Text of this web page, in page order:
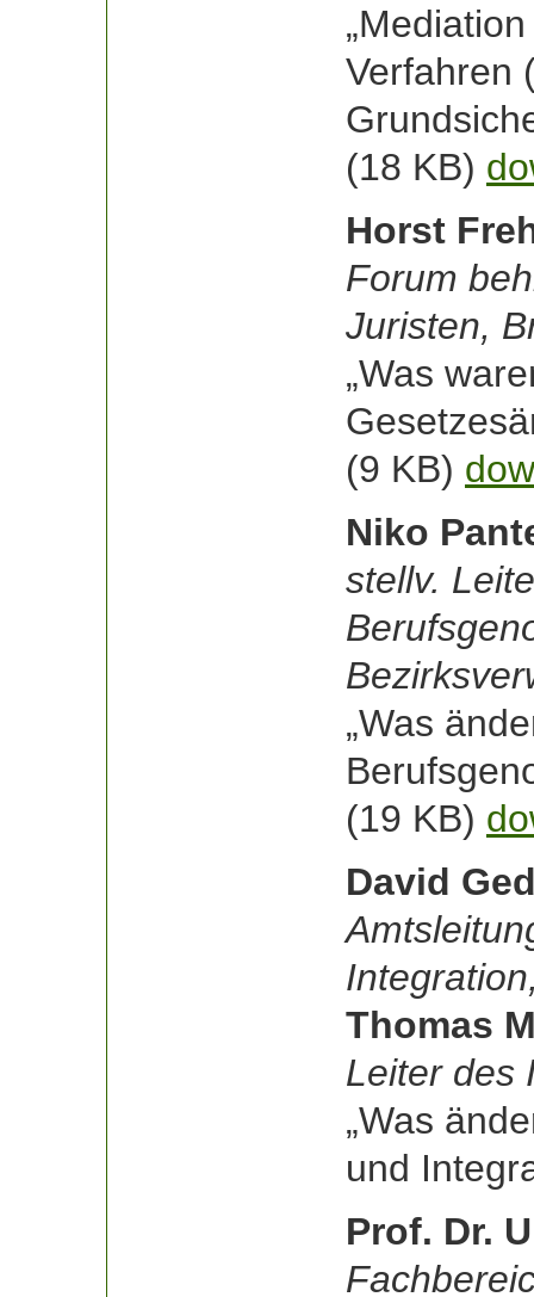
Verfahren
(18 KB)
Horst
Forum
Juristen,
„Was
(9 KB)
Niko
stellv.
„Was
(19 KB)
David
Thomas
Leiter des
„Was
und
Prof. Dr.